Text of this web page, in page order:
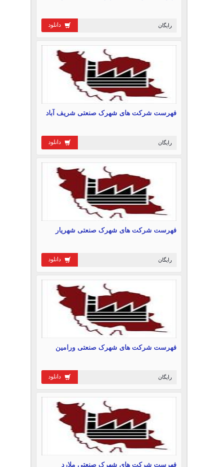
دانلود رایگان
فهرست شرکت های شهرک صنعتی شریف آباد
دانلود رایگان
فهرست شرکت های شهرک صنعتی شهریار
دانلود رایگان
فهرست شرکت های شهرک صنعتی ورامین
دانلود رایگان
فهرست شرکت های شهرک صنعتی ملارد